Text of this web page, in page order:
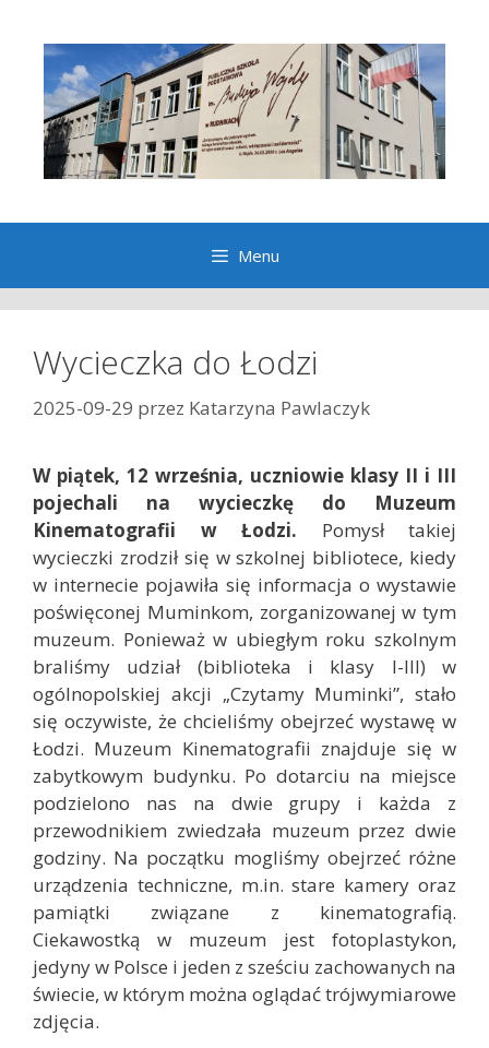
Menu
Wycieczka do Łodzi
2025-09-29 przez Katarzyna Pawlaczyk
W piątek, 12 września, uczniowie klasy II i III
pojechali na wycieczkę do Muzeum
Kinematografii w Łodzi. Pomysł takiej
wycieczki zrodził się w szkolnej bibliotece, kiedy
w internecie pojawiła się informacja o wystawie
poświęconej Muminkom, zorganizowanej w tym
muzeum. Ponieważ w ubiegłym roku szkolnym
braliśmy udział (biblioteka i klasy I-III) w
ogólnopolskiej akcji „Czytamy Muminki”, stało
się oczywiste, że chcieliśmy obejrzeć wystawę w
Łodzi. Muzeum Kinematografii znajduje się w
zabytkowym budynku. Po dotarciu na miejsce
podzielono nas na dwie grupy i każda z
przewodnikiem zwiedzała muzeum przez dwie
godziny. Na początku mogliśmy obejrzeć różne
urządzenia techniczne, m.in. stare kamery oraz
pamiątki związane z kinematografią.
Ciekawostką w muzeum jest fotoplastykon,
jedyny w Polsce i jeden z sześciu zachowanych na
świecie, w którym można oglądać trójwymiarowe
zdjęcia.